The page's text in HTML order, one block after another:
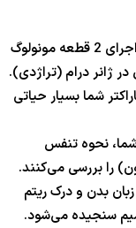
اجرای مونولوگ: مهم‌ترین بخش آزمون، اجرای 2 قطعه مونولوگ
ژانر درام (تراژدی).
شما بسیار حیاتی
نحوه تنفس
را بررسی می‌کنند.
بدن و درک ریتم
سنجیده می‌شود.